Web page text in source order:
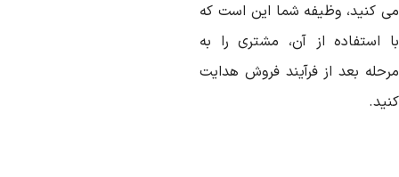
کنید، وظیفه شما این است که
استفاده از آن، مشتری را به
بعد از فرآیند فروش هدایت